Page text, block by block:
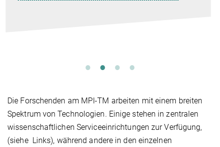
Die Forschenden am MPI-TM arbeiten mit einem breiten
Spektrum von Technologien. Einige stehen in zentralen
wissenschaftlichen Serviceeinrichtungen zur Verfügung,
(siehe Links), während andere in den einzelnen